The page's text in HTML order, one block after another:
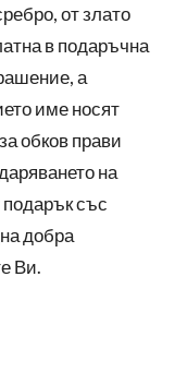
от злато
в подаръчна
а
име носят
обков прави
на
подарък със
добра
Ви.